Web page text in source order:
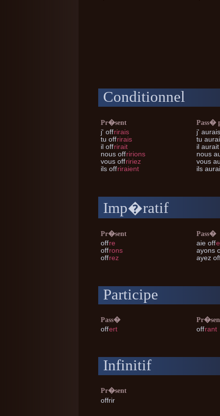
Conditionnel
Pr�sent
j' offrirais
tu offrirais
il offrirait
nous offririons
vous offririez
ils offriraient
Pass�
j'
tu
il
nous
vous
ils
Imp�ratif
Pr�sent
offre
offrons
offrez
Pass�
aie off
ayons
ayez
Participe
Pass�
offert
offrant
Infinitif
Pr�sent
offrir